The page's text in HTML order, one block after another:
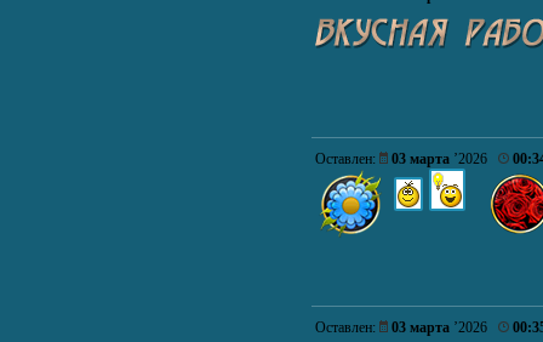
Оставлен: 03 марта ’2026
Оставлен: 03 марта ’2026